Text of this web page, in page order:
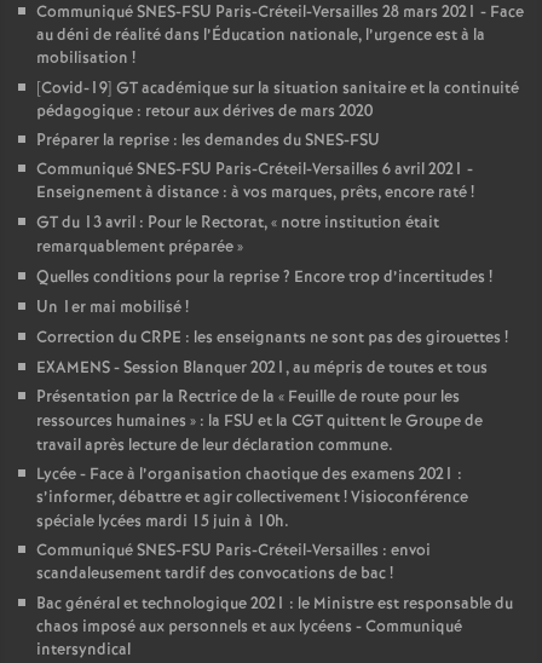
Communiqué SNES-FSU Paris-Créteil-Versailles 28 mars 2021 - Face
au déni de réalité dans l’Éducation nationale, l’urgence est à la
mobilisation !
[Covid-19] GT académique sur la situation sanitaire et la continuité
pédagogique : retour aux dérives de mars 2020
Préparer la reprise : les demandes du SNES-FSU
Communiqué SNES-FSU Paris-Créteil-Versailles 6 avril 2021 -
Enseignement à distance : à vos marques, prêts, encore raté!
GT du 13 avril : Pour le Rectorat, « notre institution était
remarquablement préparée»
Quelles conditions pour la reprise? Encore trop d’incertitudes !
Un 1er mai mobilisé!
Correction du CRPE : les enseignants ne sont pas des girouettes !
EXAMENS - Session Blanquer 2021, au mépris de toutes et tous
Présentation par la Rectrice de la « Feuille de route pour les
ressources humaines » : la FSU et la CGT quittent le Groupe de
travail après lecture de leur déclaration commune.
Lycée - Face à l’organisation chaotique des examens 2021 :
s’informer, débattre et agir collectivement! Visioconférence
spéciale lycées mardi 15 juin à 10h.
Communiqué SNES-FSU Paris-Créteil-Versailles : envoi
scandaleusement tardif des convocations de bac!
Bac général et technologique 2021 : le Ministre est responsable du
chaos imposé aux personnels et aux lycéens - Communiqué
intersyndical